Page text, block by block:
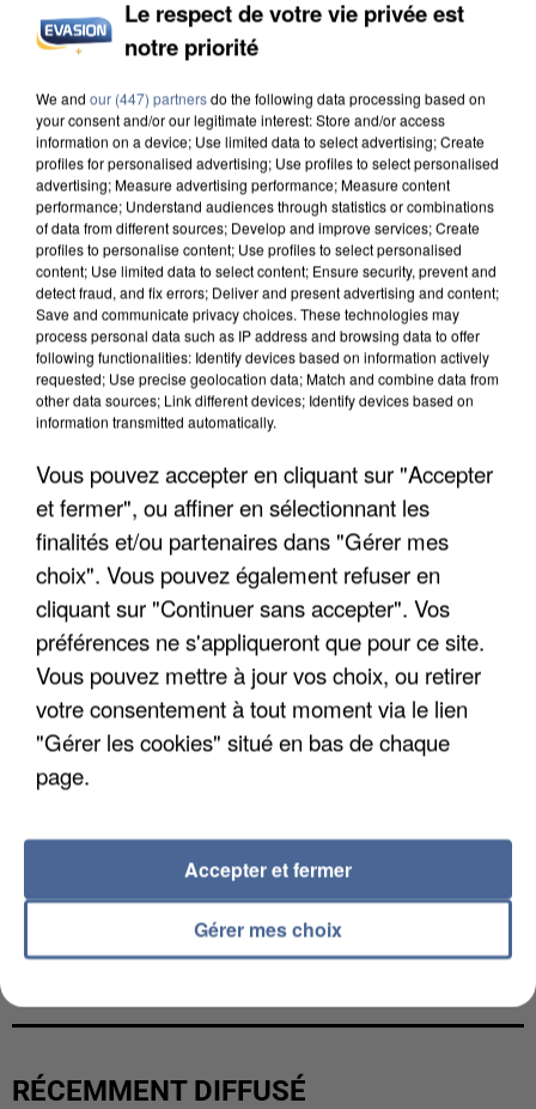
INCENDIES : L’ÎLE-DE-FRANCE LANCE UN ÉLAN
DE SOLIDARITÉ AVEC LES...
APRÈS TOUTES CES CANICULES, LES REFUGES
DE FAUNE SAUVAGE SONT...
L’UN DES FONDATEURS SUPPOSÉS DE LA DZ
MAFIA INTERPELLÉ EN ALGÉRIE
RÉCEMMENT DIFFUSÉ
Le respect de votre vie privée est
notre priorité
We and our (447) partnersdo the following data processing based on
your consent and/or our legitimate interest: Store and/or access
information on a device; Use limited data to select advertising; Create
profiles for personalised advertising; Use profiles to select personalised
advertising; Measure advertising performance; Measure content
performance; Understand audiences through statistics or combinations
of data from different sources; Develop and improve services; Create
profiles to personalise content; Use profiles to select personalised
content; Use limited data to select content; Ensure security, prevent and
detect fraud, and fix errors; Deliver and present advertising and content;
Save and communicate privacy choices. These technologies may
process personal data such as IP address and browsing data to offer
following functionalities: Identify devices based on information actively
requested; Use precise geolocation data; Match and combine data from
other data sources; Link different devices; Identify devices based on
information transmitted automatically.
Vous pouvez accepter en cliquant sur "Accepter
et fermer", ou affiner en sélectionnant les
finalités et/ou partenaires dans "Gérer mes
choix". Vous pouvez également refuser en
cliquant sur "Continuer sans accepter". Vos
préférences ne s'appliqueront que pour ce site.
Vous pouvez mettre à jour vos choix, ou retirer
votre consentement à tout moment via le lien
"Gérer les cookies" situé en bas de chaque
page.
Gérer mes choix
Accepter et fermer